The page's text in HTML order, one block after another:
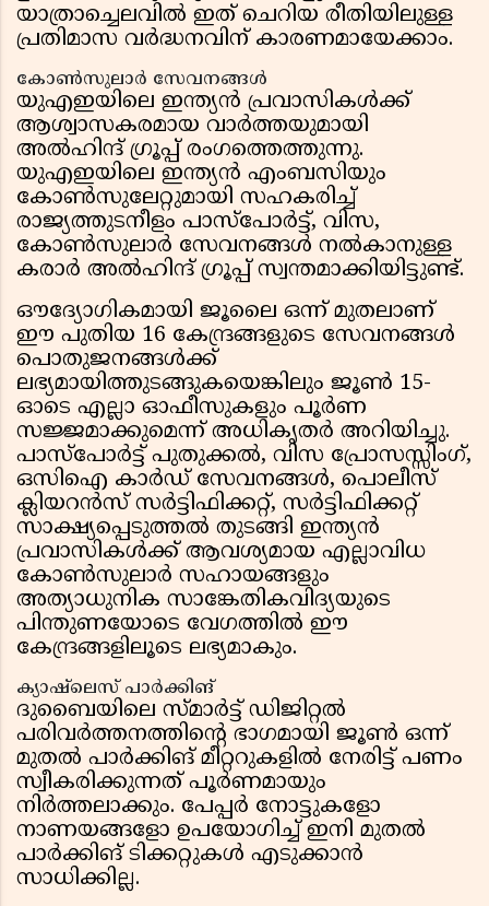
യാത്രാച്ചെലവിൽ ഇത് ചെറിയ രീതിയിലുള്ള
പ്രതിമാസ വർദ്ധനവിന് കാരണമായേക്കാം.
കോൺസുലാർ സേവനങ്ങൾ
യുഎഇയിലെ ഇന്ത്യൻ പ്രവാസികൾക്ക്
ആശ്വാസകരമായ വാർത്തയുമായി
അൽഹിന്ദ് ഗ്രൂപ്പ് രംഗത്തെത്തുന്നു.
യുഎഇയിലെ ഇന്ത്യൻ എംബസിയും
കോൺസുലേറ്റുമായി സഹകരിച്ച്
രാജ്യത്തുടനീളം പാസ്‌പോർട്ട്, വിസ,
കോൺസുലാർ സേവനങ്ങൾ നൽകാനുള്ള
കരാർ അൽഹിന്ദ് ഗ്രൂപ്പ് സ്വന്തമാക്കിയിട്ടുണ്ട്.
ഔദ്യോഗികമായി ജൂലൈ ഒന്ന് മുതലാണ്
ഈ പുതിയ 16 കേന്ദ്രങ്ങളുടെ സേവനങ്ങൾ
പൊതുജനങ്ങൾക്ക്
ലഭ്യമായിത്തുടങ്ങുകയെങ്കിലും ജൂൺ 15-
ഓടെ എല്ലാ ഓഫീസുകളും പൂർണ
സജ്ജമാക്കുമെന്ന് അധികൃതർ അറിയിച്ചു.
പാസ്‌പോർട്ട് പുതുക്കൽ, വിസ പ്രോസസ്സിംഗ്,
ഒസിഐ കാർഡ് സേവനങ്ങൾ, പൊലീസ്
ക്ലിയറൻസ് സർട്ടിഫിക്കറ്റ്, സർട്ടിഫിക്കറ്റ്
സാക്ഷ്യപ്പെടുത്തൽ തുടങ്ങി ഇന്ത്യൻ
പ്രവാസികൾക്ക് ആവശ്യമായ എല്ലാവിധ
കോൺസുലാർ സഹായങ്ങളും
അത്യാധുനിക സാങ്കേതികവിദ്യയുടെ
പിന്തുണയോടെ വേഗത്തിൽ ഈ
കേന്ദ്രങ്ങളിലൂടെ ലഭ്യമാകും.
ക്യാഷ്‌ലെസ് പാർക്കിങ്
ദുബൈയിലെ സ്മാർട്ട് ഡിജിറ്റൽ
പരിവർത്തനത്തിന്റെ ഭാഗമായി ജൂൺ ഒന്ന്
മുതൽ പാർക്കിങ് മീറ്ററുകളിൽ നേരിട്ട് പണം
സ്വീകരിക്കുന്നത് പൂർണമായും
നിർത്തലാക്കും. പേപ്പർ നോട്ടുകളോ
നാണയങ്ങളോ ഉപയോഗിച്ച് ഇനി മുതൽ
പാർക്കിങ് ടിക്കറ്റുകൾ എടുക്കാൻ
സാധിക്കില്ല.